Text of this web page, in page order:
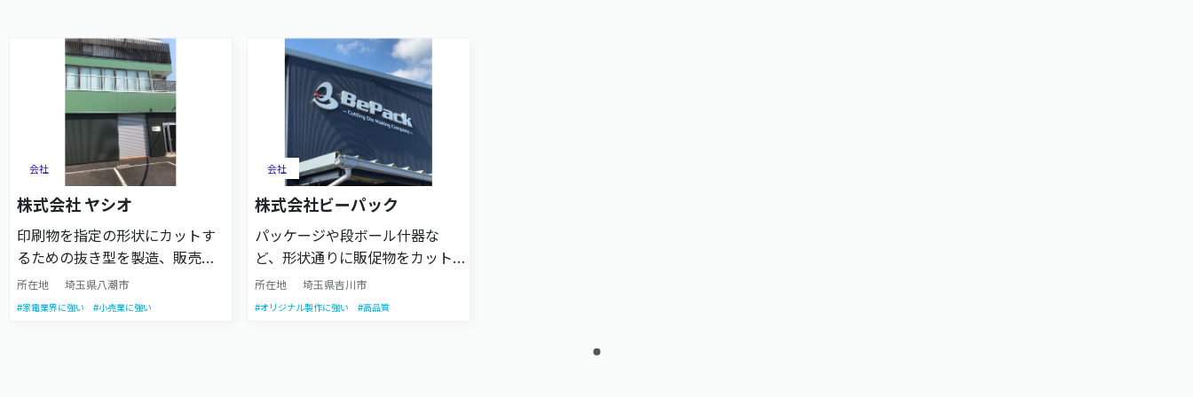
株式会社 ヤシオ
印刷物を指定の形状にカットす
るための抜き型を製造、販売し
ている企業です。創業50年超の
知見に最先端の機械技術を積極
所在地 埼玉県八潮市
会社
#家電業界に強い #小売業に強い
株式会社ビーパック
パッケージや段ボール什器な
ど、形状通りに販促物をカット
する抜き型の製作会社です。抜
き型の製造だけでなく、構造設
所在地 埼玉県吉川市
会社
#オリジナル製作に強い #高品質